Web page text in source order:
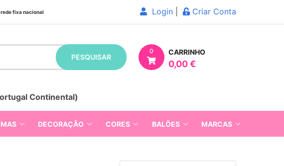
fixa nacional Login Criar Conta
PESQUISAR
0 CARRINHO
0,00 €
Continental)
DECORAÇÃO CORES BALÕES MARCAS